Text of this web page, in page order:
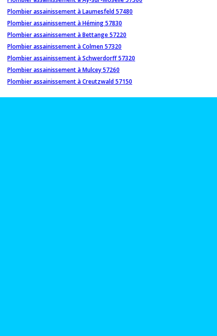
Plombier assainissement à Laumesfeld 57480
Plombier assainissement à Héming 57830
Plombier assainissement à Bettange 57220
Plombier assainissement à Colmen 57320
Plombier assainissement à Schwerdorff 57320
Plombier assainissement à Mulcey 57260
Plombier assainissement à Creutzwald 57150